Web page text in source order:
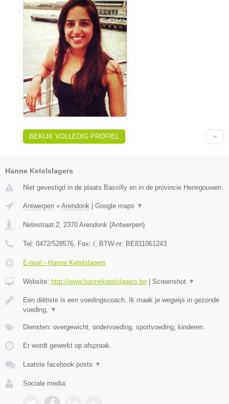
BEKIJK VOLLEDIG PROFIEL
Hanne Ketelslagers
Niet gevestigd in de plaats Bassilly en in de provincie Henegouwen.
Antwerpen » Arendonk | Google maps ▼
Netestraat 2 2370 Arendonk (Antwerpen)
Tel: 0472/528576 , Fax: / , BTW-nr: BE811061243
E-mail › Hanne Ketelslagers
Website: http://www.hanneketelslagers.be | Screenshot ▼
Een diëtiste is een voedingscoach. Ik maak je wegwijs in gezonde
voeding,
▼
Diensten: overgewicht, ondervoeding, sportvoeding, kinderen
Er wordt gewerkt op afspraak.
Laatste facebook posts ▼
Sociale media: